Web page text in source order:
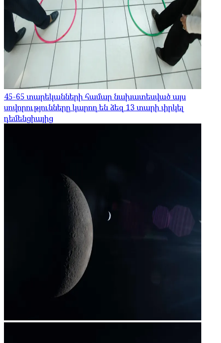
45-65 տարեկանների համար նախատեսված այս
սովորությունները կարող են ձեզ 13 տարի փրկել
դեմենցիայից